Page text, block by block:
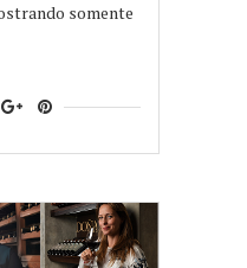
somente